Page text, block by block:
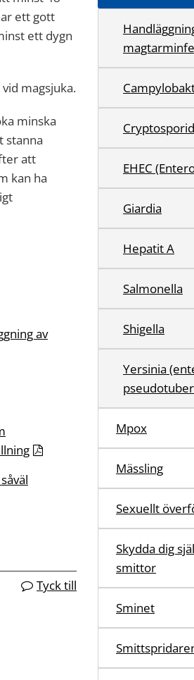
ett gott
ett dygn
magsjuka.
minska
stanna
att
kan ha
av
Tyck till
EHEC
Giardia
Hepatit A
Salmonella
Shigella
Yersinia
Mpox
Mässling
Sexuellt
Skydda dig
smittor
Sminet